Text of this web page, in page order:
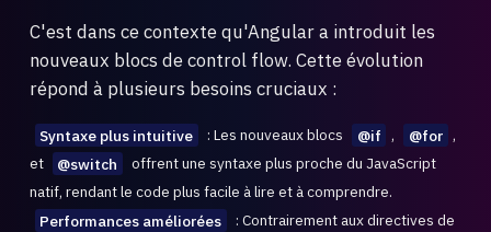
C'est dans ce contexte qu'Angular a introduit les
nouveaux blocs de control flow. Cette évolution
répond à plusieurs besoins cruciaux :
Syntaxe plus intuitive : Les nouveaux blocs @if , @for ,
et
@switch
offrent une syntaxe plus proche du JavaScript
natif, rendant le code plus facile à lire et à comprendre.
Performances améliorées
: Contrairement aux directives de